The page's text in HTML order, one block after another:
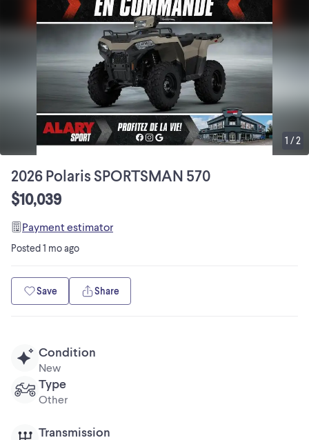
1 /2
2026 Polaris SPORTSMAN 570
$10,039
Payment estimator
Posted1 mo ago
Save Share
Condition
New
Type
Other
Transmission